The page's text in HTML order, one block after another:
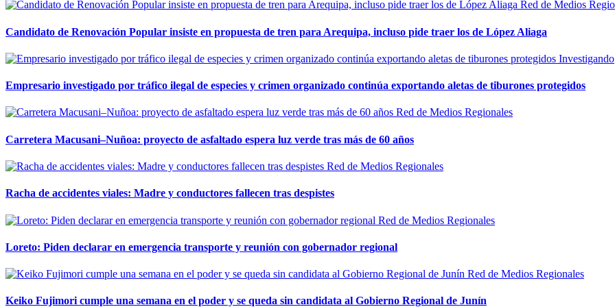
Red de Medios
Candidato de Renovación Popular insiste en propuesta de tren para Arequipa, incluso pide traer los de López Aliaga
Investigando
Empresario investigado por tráfico ilegal de especies y crimen organizado continúa exportando aletas de tiburones protegidos
Red de Medios Regionales
Carretera Macusani–Nuñoa: proyecto de asfaltado espera luz verde tras más de 60 años
Red de Medios Regionales
Racha de accidentes viales: Madre y conductores fallecen tras despistes
Red de Medios Regionales
Loreto: Piden declarar en emergencia transporte y reunión con gobernador regional
Red de Medios Regionales
Keiko Fujimori cumple una semana en el poder y se queda sin candidata al Gobierno Regional de Junín